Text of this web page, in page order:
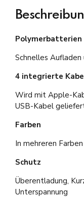
Polymerbatterien
Schnelles
4 integrierte
Wird mit Apple-
USB-Kabel
Farben
In mehreren
Schutz
Überentladung,
Unterspannung